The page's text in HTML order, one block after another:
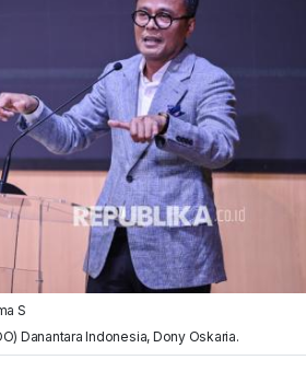
S
Danantara Indonesia, Dony Oskaria.